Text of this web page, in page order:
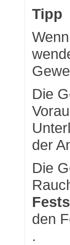
Tipp
Die
der
Die
den
.